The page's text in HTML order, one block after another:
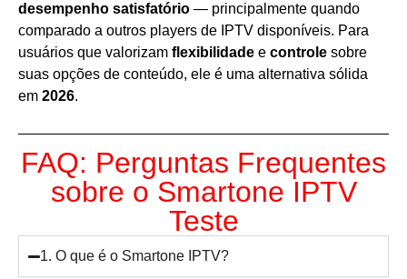
desempenho satisfatório — principalmente quando
comparado a outros players de IPTV disponíveis. Para
usuários que valorizam flexibilidade e controle sobre
suas opções de conteúdo, ele é uma alternativa sólida
em 2026.
FAQ: Perguntas Frequentes
sobre o Smartone IPTV
Teste
1. O que é o Smartone IPTV?